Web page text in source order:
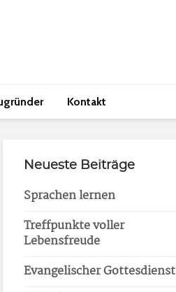
Kontakt
Neueste Beiträge
Sprachen lernen
Treffpunkte voller
Lebensfreude
Evangelischer Gottesdienst